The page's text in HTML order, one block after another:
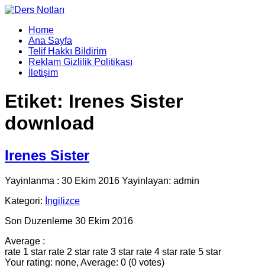
Home
Ana Sayfa
Telif Hakkı Bildirim
Reklam Gizlilik Politikası
İletişim
Etiket: Irenes Sister
download
Irenes Sister
Yayinlanma : 30 Ekim 2016 Yayinlayan: admin
Kategori: İngilizce
Son Duzenleme 30 Ekim 2016
Average :
rate 1 star rate 2 star rate 3 star rate 4 star rate 5 star
Your rating: none, Average: 0 (0 votes)